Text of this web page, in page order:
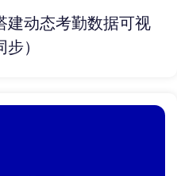
建动态考勤数据可视
）